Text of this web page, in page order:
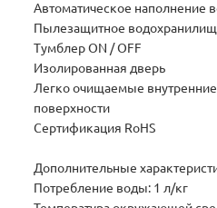
Автоматическое наполнение
Пылезащитное
Тумблер ON / OFF
Изолированная дверь
Легко очищаемые
поверхности
Сертификация RoHS
Дополнительные
Потребление воды: 1 л/кг